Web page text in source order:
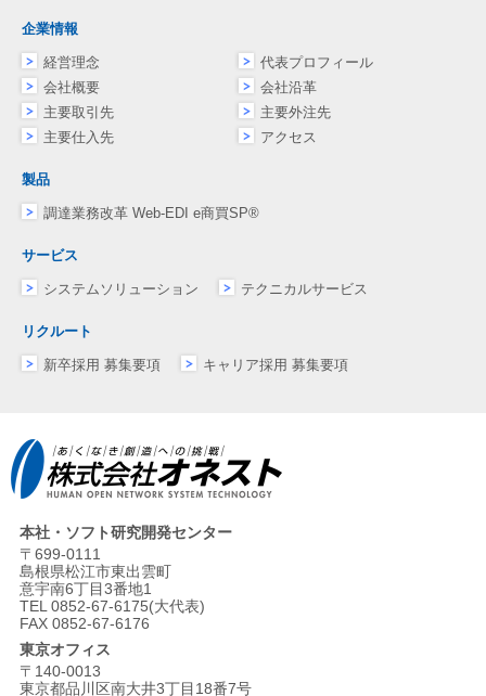
企業情報
経営理念
代表プロフィール
会社概要
会社沿革
主要取引先
主要外注先
主要仕入先
アクセス
製品
調達業務改革 Web-EDI e商買SP®
サービス
システムソリューション テクニカルサービス
リクルート
新卒採用 募集要項 キャリア採用 募集要項
本社・ソフト研究開発センター
〒699-0111
島根県松江市東出雲町
意宇南6丁目3番地1
TEL 0852-67-6175(大代表)
FAX 0852-67-6176
東京オフィス
〒140-0013
東京都品川区南大井3丁目18番7号